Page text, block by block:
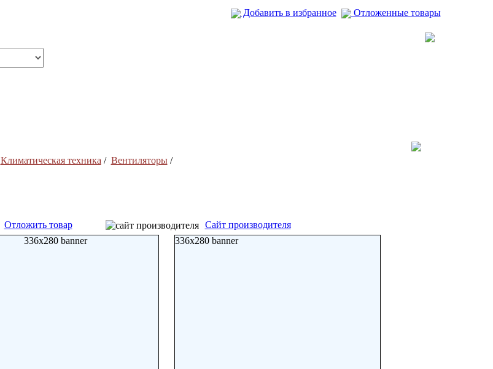
Добавить в избранное Отложенные товары
Климатическая техника / Вентиляторы/
Отложить товар
Сайт производителя
336x280 banner
336x280 banner